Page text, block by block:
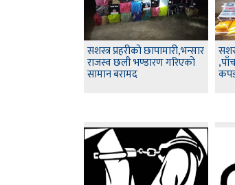
सशस्त्र प्रहरीको छापामारी,भन्सार
राजस्व छली भण्डारण गरिएको
सामान बरामद